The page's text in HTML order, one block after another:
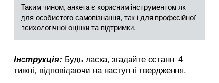
Таким чином, анкета є корисним інструментом як
для особистого самопізнання, так і для професійної
психологічної оцінки та підтримки.
Інструкція: Будь ласка, згадайте останні 4
тижні, відповідаючи на наступні твердження.